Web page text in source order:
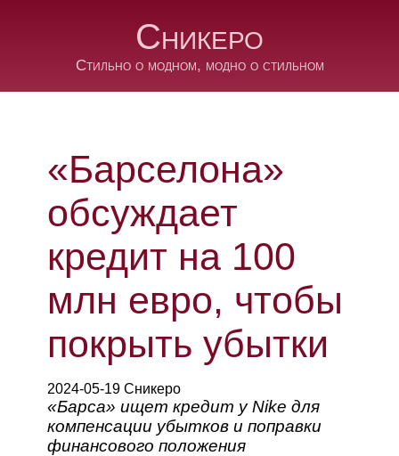
Сникеро
Стильно о модном, модно о стильном
«Барселона»
обсуждает
кредит на 100
млн евро, чтобы
покрыть убытки
2024-05-19 Сникеро
«Барса» ищет кредит у Nike для
компенсации убытков и поправки
финансового положения